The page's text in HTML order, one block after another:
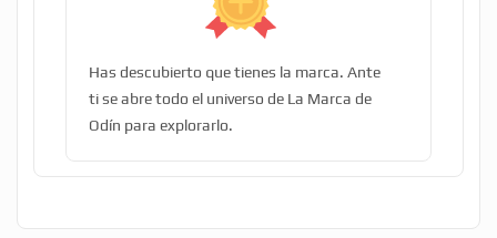
Has descubierto que tienes la marca. Ante
ti se abre todo el universo de La Marca de
Odín para explorarlo.